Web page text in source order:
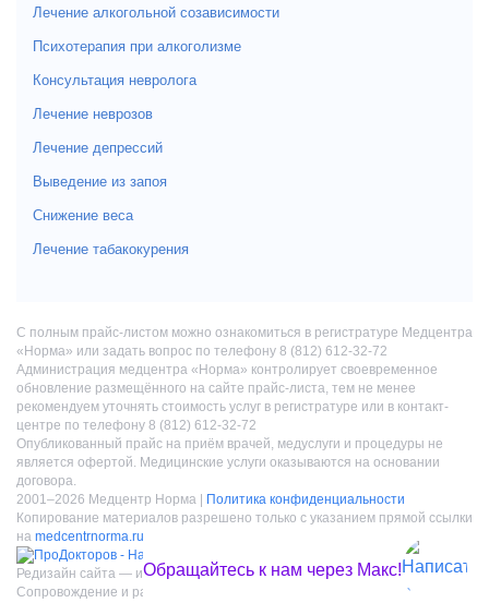
Лечение алкогольной созависимости
Психотерапия при алкоголизме
Консультация невролога
Лечение неврозов
Лечение депрессий
Выведение из запоя
Снижение веса
Лечение табакокурения
С полным прайс-листом можно ознакомиться в регистратуре Медцентра
«Норма» или задать вопрос по телефону 8 (812) 612-32-72
Администрация медцентра «Норма» контролирует своевременное
обновление размещённого на сайте прайс-листа, тем не менее
рекомендуем уточнять стоимость услуг в регистратуре или в контакт-
центре по телефону 8 (812) 612-32-72
Опубликованный прайс на приём врачей, медуслуги и процедуры не
является офертой. Медицинские услуги оказываются на основании
договора.
2001–2026 Медцентр Норма | Политика конфиденциальности
Копирование материалов разрешено только с указанием прямой ссылки
на medcentrnorma.ru
Редизайн сайта — интернет-агентство «Визионер»
Сопровождение и развитие —
Обращайтесь к нам через Макс!